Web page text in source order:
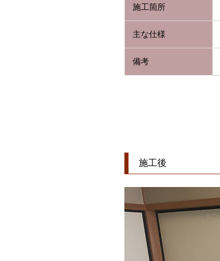
施工箇所
主な仕様
備考
施工後